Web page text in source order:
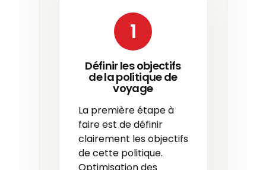
1
Définir les objectifs
de la politique de
voyage
La première étape à
faire est de définir
clairement les objectifs
de cette politique.